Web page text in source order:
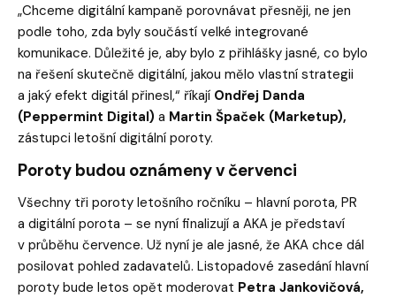
„Chceme digitální kampaně porovnávat přesněji, ne jen
podle toho, zda byly součástí velké integrované
komunikace. Důležité je, aby bylo z přihlášky jasné, co bylo
na řešení skutečně digitální, jakou mělo vlastní strategii
a jaký efekt digitál přinesl,“ říkají Ondřej Danda
(Peppermint Digital) a Martin Špaček (Marketup),
zástupci letošní digitální poroty.
Poroty budou oznámeny v červenci
Všechny tři poroty letošního ročníku – hlavní porota, PR
a digitální porota – se nyní finalizují a AKA je představí
v průběhu července. Už nyní je ale jasné, že AKA chce dál
posilovat pohled zadavatelů. Listopadové zasedání hlavní
poroty bude letos opět moderovat Petra Jankovičová,